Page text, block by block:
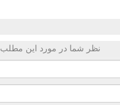
نظر شما در مورد این مطلب